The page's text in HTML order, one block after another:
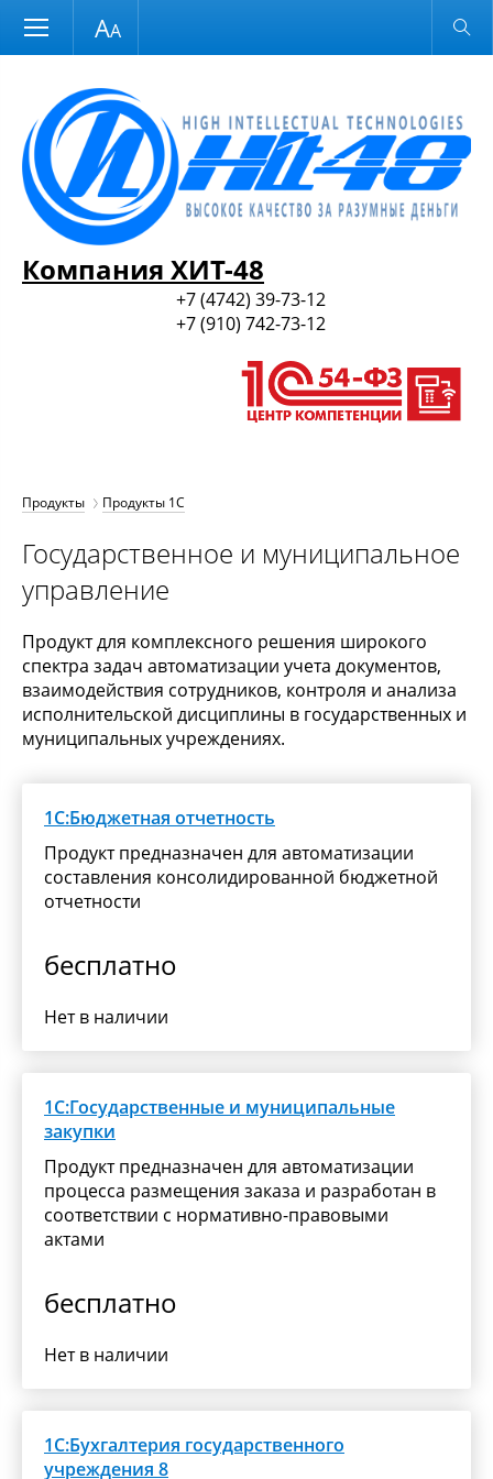
Размер шрифта Обычная версия
Компания ХИТ-48
+7 (4742) 39-73-12
+7 (910) 742-73-12
Продукты Продукты 1С
Государственное и муниципальное
управление
Продукт для комплексного решения широкого
спектра задач автоматизации учета документов,
взаимодействия сотрудников, контроля и анализа
исполнительской дисциплины в государственных и
муниципальных учреждениях.
1С:Бюджетная отчетность
Продукт предназначен для автоматизации
составления консолидированной бюджетной
отчетности
бесплатно
Нет в наличии
1С:Государственные и муниципальные
закупки
Продукт предназначен для автоматизации
процесса размещения заказа и разработан в
соответствии с нормативно-правовыми
актами
бесплатно
Нет в наличии
1С:Бухгалтерия государственного
учреждения 8